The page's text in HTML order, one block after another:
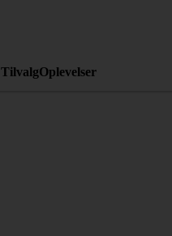
TilvalgOplevelser